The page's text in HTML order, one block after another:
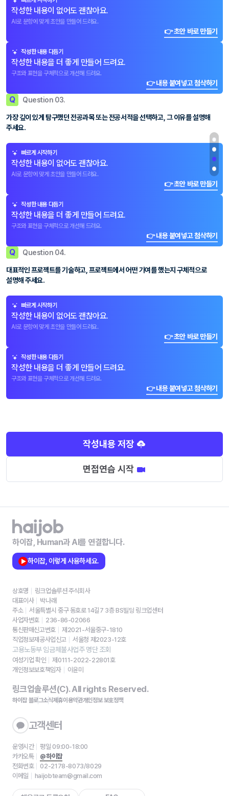
작성한 내용이 없어도 괜찮아요.
AI로 문항에 맞게 초안을 만들어 드려요.
👉 초안 바로 만들기
작성한 내용 다듬기
작성한 내용을 더 좋게 만들어 드려요.
구조와 표현을 구체적으로 개선해 드려요.
👉 내용 붙여넣고 첨삭하기
Q Question 03.
가장 깊이 있게 탐구했던 전공과목 또는 전공서적을 선택하고, 그 이유를 설명해
주세요.
빠르게 시작하기
작성한 내용이 없어도 괜찮아요.
AI로 문항에 맞게 초안을 만들어 드려요.
👉 초안 바로 만들기
작성한 내용 다듬기
작성한 내용을 더 좋게 만들어 드려요.
구조와 표현을 구체적으로 개선해 드려요.
👉 내용 붙여넣고 첨삭하기
Q Question 04.
대표적인 프로젝트를 기술하고, 프로젝트에서 어떤 기여를 했는지 구체적으로
설명해 주세요.
빠르게 시작하기
작성한 내용이 없어도 괜찮아요.
AI로 문항에 맞게 초안을 만들어 드려요.
👉 초안 바로 만들기
작성한 내용 다듬기
작성한 내용을 더 좋게 만들어 드려요.
구조와 표현을 구체적으로 개선해 드려요.
👉 내용 붙여넣고 첨삭하기
작성내용 저장
면접연습 시작
하이잡, Human과 AI를 연결합니다.
하이잡, 이렇게 사용하세요.
상호명
링크업솔루션 주식회사
대표이사
박나래
주소
서울특별시 중구 동호로 14길7 3층 BS빌딩 링크업센터
사업자번호
236-86-02066
통신판매신고번호
제2021-서울중구-1810
직업정보제공사업신고
서울청 제2023-12호
고용노동부 임금체불사업주 명단 조회
여성기업 확인
제0111-2022-22801호
개인정보보호책임자
이윤미
링크업솔루션(C). All rights Reserved.
하이잡 블로그소식제휴이용약관개인정보 보호정책
고객센터
운영시간
평일 09:00-18:00
카카오톡
@하이잡
전화번호
02-2178-8073/8029
이메일
haijobteam@gmail.com